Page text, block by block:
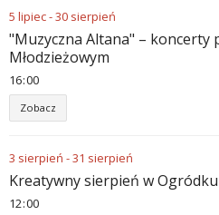
5 lipiec-30 sierpień
"Muzyczna Altana" – koncerty
Młodzieżowym
16:00
Zobacz
3 sierpień -31 sierpień
Kreatywny sierpień w
12:00